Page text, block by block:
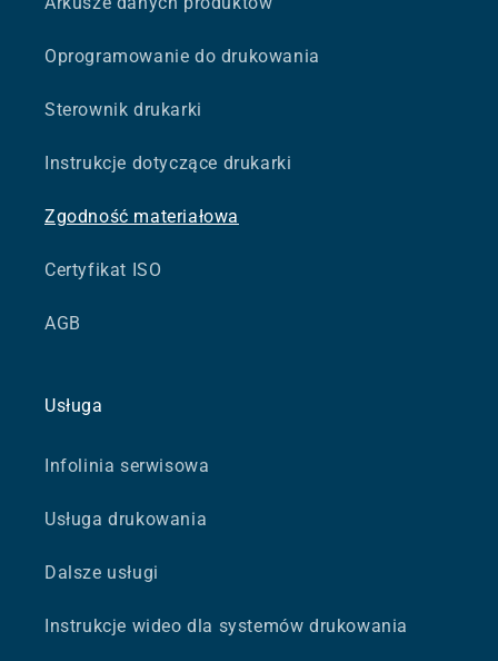
Oprogramowanie do drukowania
Sterownik drukarki
Instrukcje dotyczące drukarki
Zgodność materiałowa
Certyfikat ISO
AGB
Usługa
Infolinia serwisowa
Usługa drukowania
Dalsze usługi
Instrukcje wideo dla systemów drukowania